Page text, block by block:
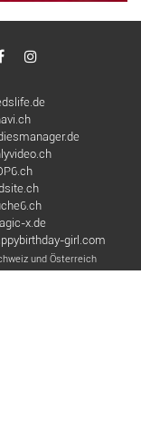
x.de
girl.com
und Österreich